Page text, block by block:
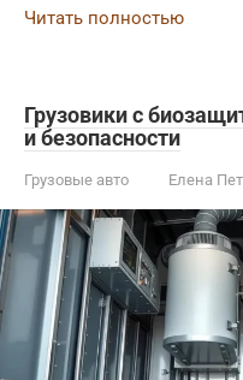
Читать полностью
Грузовики с
и безопасности
Грузовые авто Елена